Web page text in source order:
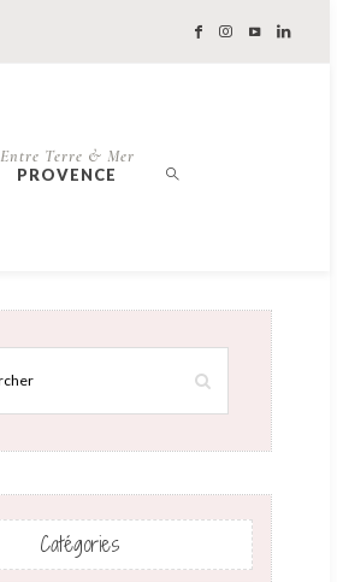
Entre Terre & Mer
PROVENCE
Catégories